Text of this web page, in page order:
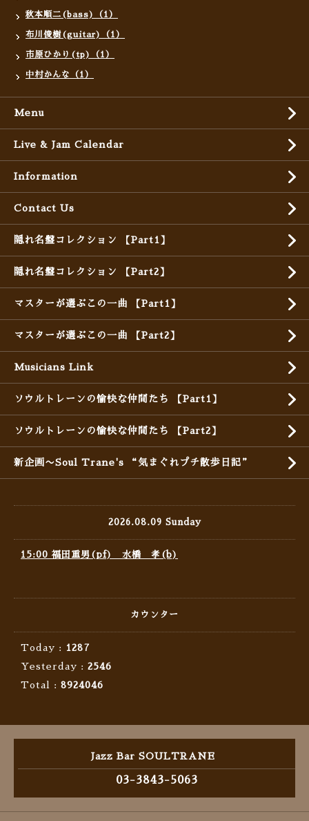
秋本順二(bass)（1）
布川俊樹(guitar)（1）
市原ひかり(tp)（1）
中村かんな（1）
Menu
Live & Jam Calendar
Information
Contact Us
隠れ名盤コレクション 【Part1】
隠れ名盤コレクション 【Part2】
マスターが選ぶこの一曲 【Part1】
マスターが選ぶこの一曲 【Part2】
Musicians Link
ソウルトレーンの愉快な仲間たち 【Part1】
ソウルトレーンの愉快な仲間たち 【Part2】
新企画〜Soul Trane's “気まぐれプチ散歩日記”
2026.08.09 Sunday
15:00 福田重男(pf) 水橋 孝(b)
カウンター
Today :
1287
Yesterday : 2546
Total : 8924046
Jazz Bar SOULTRANE
03-3843-5063